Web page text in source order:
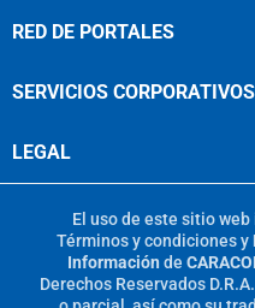
RED DE PORTALES
SERVICIOS CORPORATIVOS
LEGAL
El uso de este sitio
Términos y condicionesy
Información de
Derechos Reservados